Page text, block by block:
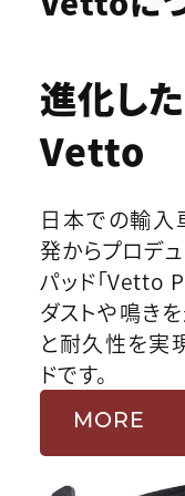
進化し
Vetto
日本での輸入
発からプロデ
パッド「Vetto
ダストや鳴き
と耐久性を実
ドです。
MORE